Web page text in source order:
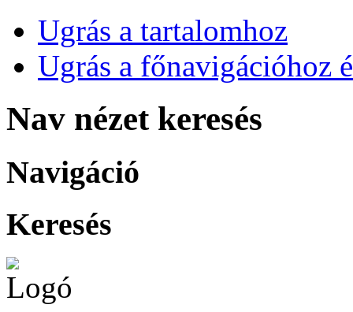
Ugrás a tartalomhoz
Ugrás a főnavigációhoz
Nav nézet keresés
Navigáció
Keresés